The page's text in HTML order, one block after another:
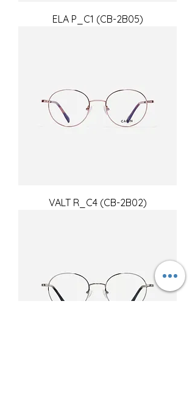
ELA P_C1 (CB-2B05)
VALT R_C4 (CB-2B02)